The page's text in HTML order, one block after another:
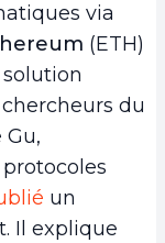
via
(ETH)
solution
du
Gu,
un
Il explique